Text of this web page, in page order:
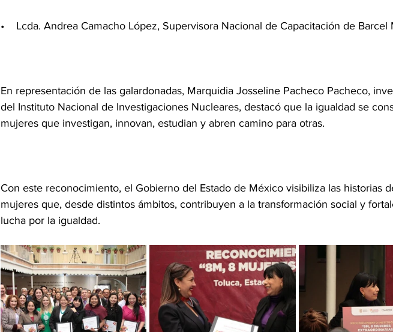
•    Lcda. Andrea Camacho López, Supervisora Nacional de Capacitación de Barcel
En representación de las galardonadas, Marquidia Josseline Pacheco Pacheco,
del Instituto Nacional de Investigaciones Nucleares, destacó que la igualdad se
mujeres que investigan, innovan, estudian y abren camino para otras.
Con este reconocimiento, el Gobierno del Estado de México visibiliza las historias
mujeres que, desde distintos ámbitos, contribuyen a la transformación social y
lucha por la igualdad.